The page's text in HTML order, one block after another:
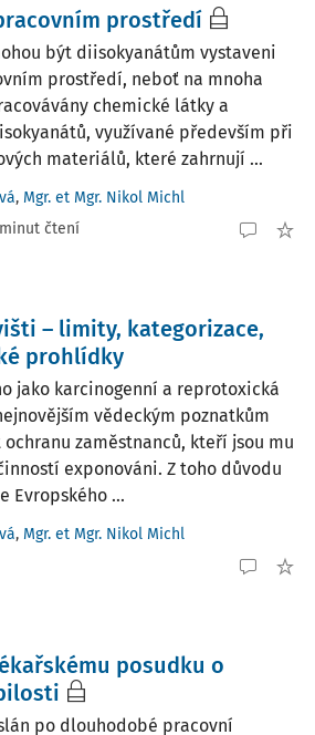
prostředí
být diisokyanátům vystaveni
prostředí, neboť na mnoha
chemické látky a
využívané především při
materiálů, které zahrnují ...
, Mgr. et Mgr. Nikol Michl
čtení
– limity, kategorizace,
prohlídky
jako karcinogenní a reprotoxická
vědeckým poznatkům
zaměstnanců, kteří jsou mu
exponováni. Z toho důvodu
Evropského ...
, Mgr. et Mgr. Nikol Michl
posudku o
po dlouhodobé pracovní